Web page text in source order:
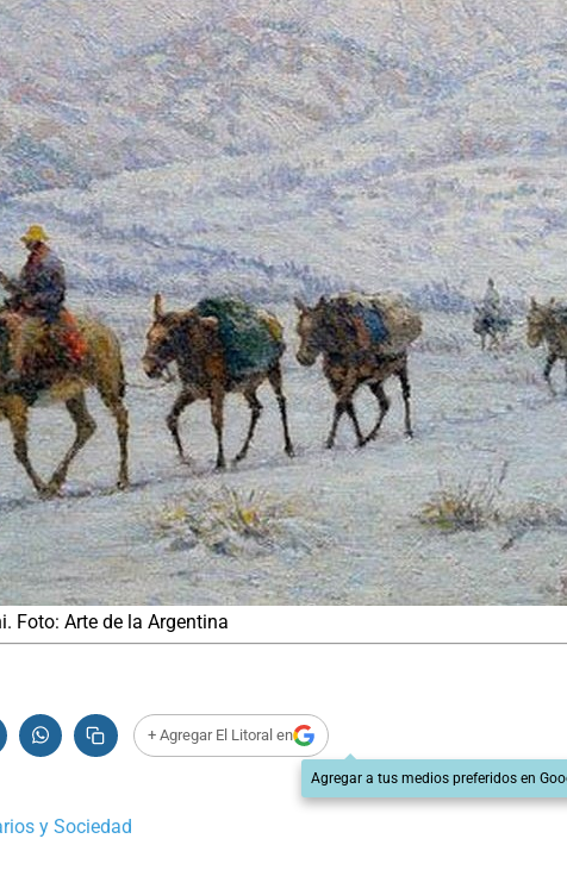
Foto: Arte de la Argentina
+ Agregar El Litoral en
Agregar a tus medios preferidos en
y Sociedad